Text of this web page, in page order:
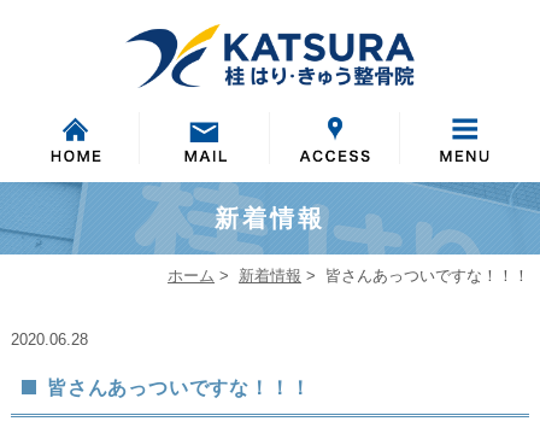
新着情報
ホーム > 新着情報 > 皆さんあっついですな！！！
2020.06.28
皆さんあっついですな！！！